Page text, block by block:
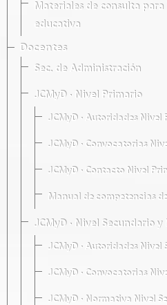
Materiales de consulta para
educativa
Docentes
Sec. de Administración
JCMyD · Nivel Primario
JCMyD · Autoridades Nivel
JCMyD · Convocatorias
JCMyD · Contacto Nivel
Manual de competencias
JCMyD · Nivel Secundario y
JCMyD · Autoridades Nivel
JCMyD · Convocatorias
JCMyD · Normativa Nivel